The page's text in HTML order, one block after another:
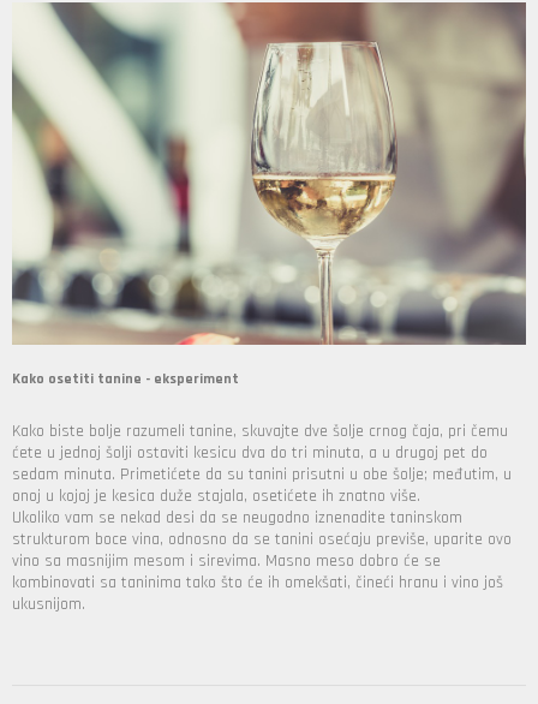
Kako osetiti tanine - eksperiment
Kako biste bolje razumeli tanine, skuvajte dve šolje crnog čaja, pri čemu
ćete u jednoj šolji ostaviti kesicu dva do tri minuta, a u drugoj pet do
sedam minuta. Primetićete da su tanini prisutni u obe šolje; međutim, u
onoj u kojoj je kesica duže stajala, osetićete ih znatno više.
Ukoliko vam se nekad desi da se neugodno iznenadite taninskom
strukturom boce vina, odnosno da se tanini osećaju previše, uparite ovo
vino sa masnijim mesom i sirevima. Masno meso dobro će se
kombinovati sa taninima tako što će ih omekšati, čineći hranu i vino još
ukusnijom.